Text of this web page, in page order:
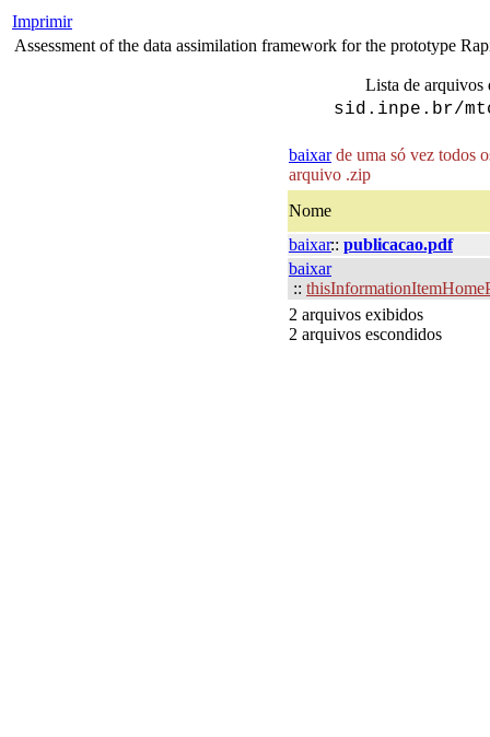
Imprimir
Assessment of the data assimilation framework for the prototype
Lista de arquivos
sid.inpe.br/
baixarde uma só vez todos
arquivo .zip
Nome
baixar:: publicacao.pdf
baixar
::
2 arquivos exibidos
2 arquivos escondidos